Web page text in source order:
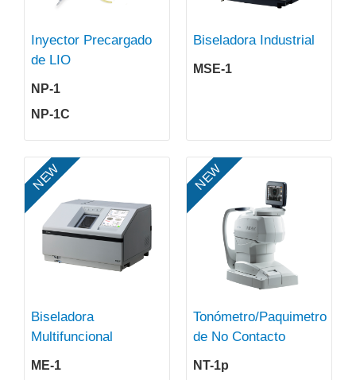
Inyector Precargado
de LIO
NP-1
NP-1C
Biseladora Industrial
MSE-1
NEW
Biseladora
Multifuncional
ME-1
NEW
Tonómetro/Paquimetro
de No Contacto
NT-1p